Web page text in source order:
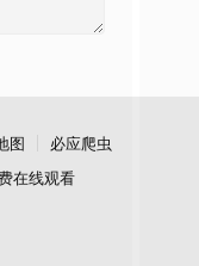
图
必应爬虫
在线观看